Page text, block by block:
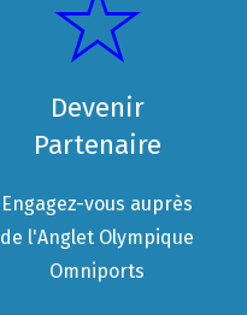
Devenir
Partenaire
Engagez-vous auprès
de l'Anglet Olympique
Omniports